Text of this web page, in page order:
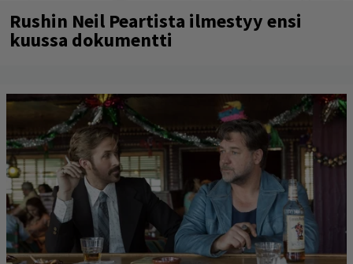
Rushin Neil Peartista ilmestyy ensi
kuussa dokumentti